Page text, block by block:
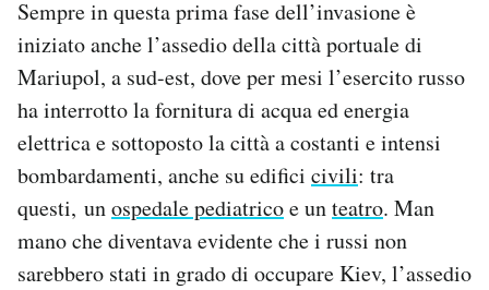
Sempre in questa prima fase dell’invasione è
iniziato anche l’assedio della città portuale di
Mariupol, a sud-est, dove per mesi l’esercito russo
ha interrotto la fornitura di acqua ed energia
elettrica e sottoposto la città a costanti e intensi
bombardamenti, anche su edifici civili: tra
questi, unospedale pediatricoe unteatro. Man
mano che diventava evidente che i russi non
sarebbero stati in grado di occupare Kiev, l’assedio